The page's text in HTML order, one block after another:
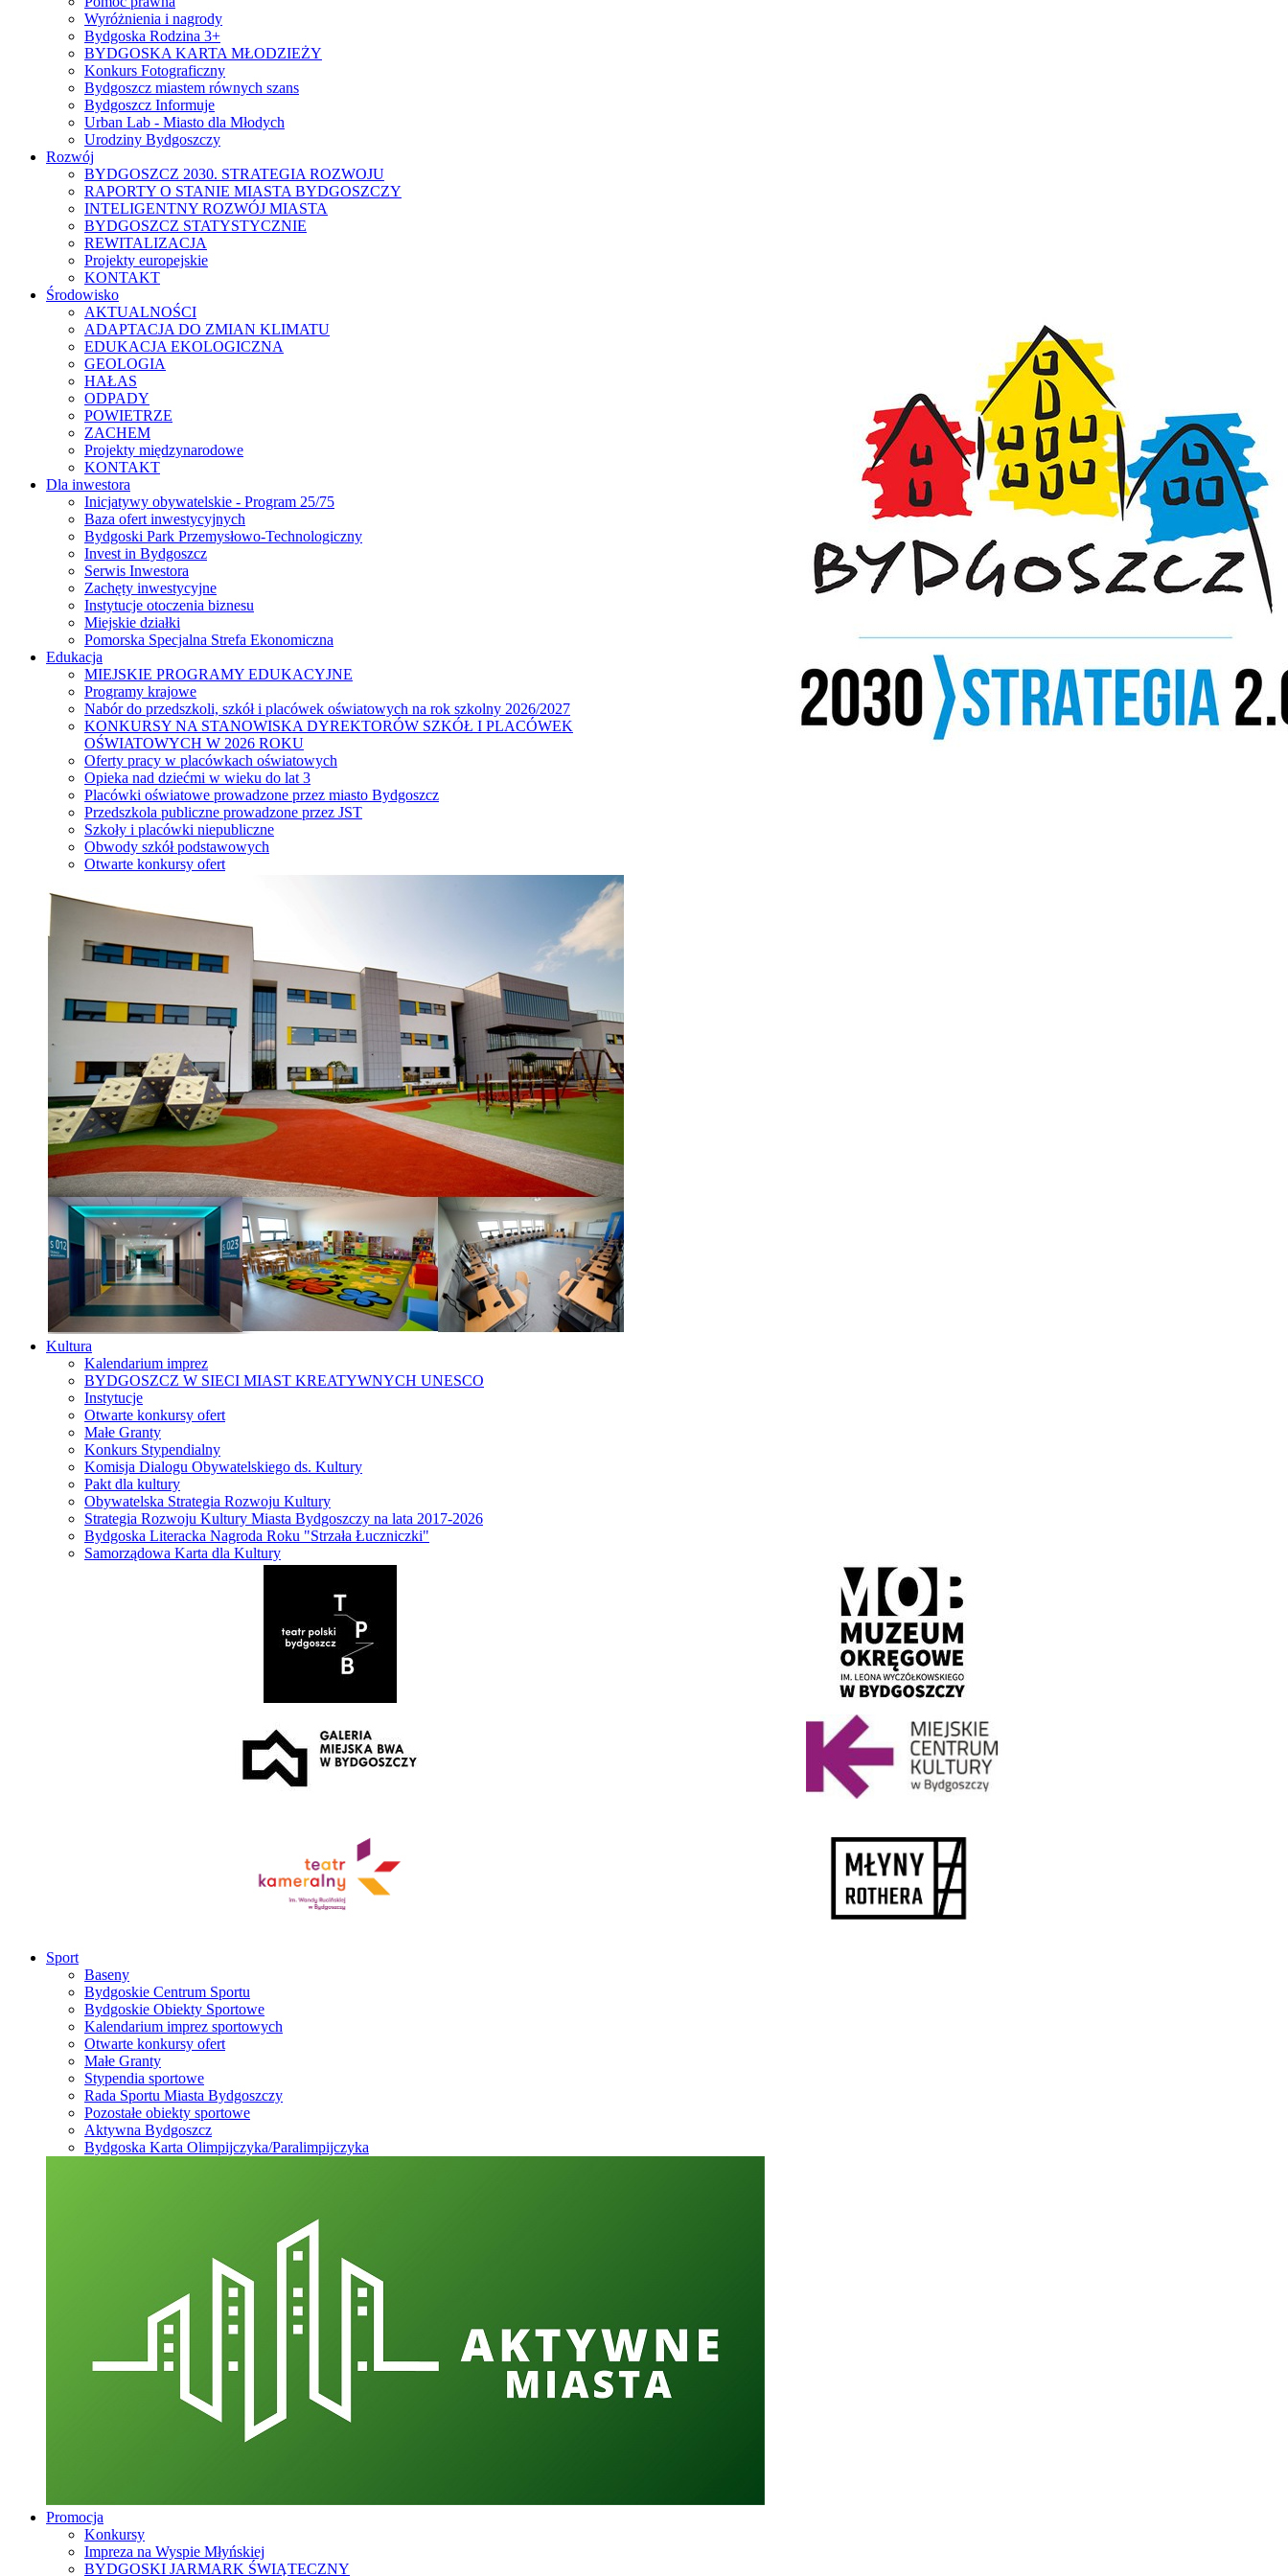
Wyróżnienia i nagrody
Bydgoska Rodzina 3+
BYDGOSKA KARTA MŁODZIEŻY
Konkurs Fotograficzny
Bydgoszcz miastem równych szans
Bydgoszcz Informuje
Urban Lab - Miasto dla Młodych
Urodziny Bydgoszczy
Rozwój
BYDGOSZCZ 2030. STRATEGIA ROZWOJU
RAPORTY O STANIE MIASTA BYDGOSZCZY
INTELIGENTNY ROZWÓJ MIASTA
BYDGOSZCZ STATYSTYCZNIE
REWITALIZACJA
Projekty europejskie
KONTAKT
Środowisko
AKTUALNOŚCI
ADAPTACJA DO ZMIAN KLIMATU
EDUKACJA EKOLOGICZNA
GEOLOGIA
HAŁAS
ODPADY
POWIETRZE
ZACHEM
Projekty międzynarodowe
KONTAKT
Dla inwestora
Inicjatywy obywatelskie - Program 25/75
Baza ofert inwestycyjnych
Bydgoski Park Przemysłowo-Technologiczny
Invest in Bydgoszcz
Serwis Inwestora
Zachęty inwestycyjne
Instytucje otoczenia biznesu
Miejskie działki
Pomorska Specjalna Strefa Ekonomiczna
Edukacja
MIEJSKIE PROGRAMY EDUKACYJNE
Programy krajowe
Nabór do przedszkoli, szkół i placówek oświatowych na rok szkolny 2026/2027
KONKURSY NA STANOWISKA DYREKTORÓW SZKÓŁ I PLACÓWEK
OŚWIATOWYCH W 2026 ROKU
Oferty pracy w placówkach oświatowych
Opieka nad dziećmi w wieku do lat 3
Placówki oświatowe prowadzone przez miasto Bydgoszcz
Przedszkola publiczne prowadzone przez JST
Szkoły i placówki niepubliczne
Obwody szkół podstawowych
Otwarte konkursy ofert
Kultura
Kalendarium imprez
BYDGOSZCZ W SIECI MIAST KREATYWNYCH UNESCO
Instytucje
Otwarte konkursy ofert
Małe Granty
Konkurs Stypendialny
Komisja Dialogu Obywatelskiego ds. Kultury
Pakt dla kultury
Obywatelska Strategia Rozwoju Kultury
Strategia Rozwoju Kultury Miasta Bydgoszczy na lata 2017-2026
Bydgoska Literacka Nagroda Roku "Strzała Łuczniczki"
Samorządowa Karta dla Kultury
Sport
Baseny
Bydgoskie Centrum Sportu
Bydgoskie Obiekty Sportowe
Kalendarium imprez sportowych
Otwarte konkursy ofert
Małe Granty
Stypendia sportowe
Rada Sportu Miasta Bydgoszczy
Pozostałe obiekty sportowe
Aktywna Bydgoszcz
Bydgoska Karta Olimpijczyka/Paralimpijczyka
Promocja
Konkursy
Impreza na Wyspie Młyńskiej
BYDGOSKI JARMARK ŚWIĄTECZNY